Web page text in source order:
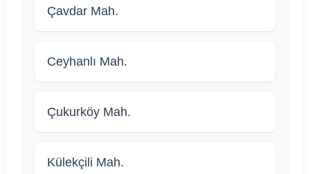
Çavdar Mah.
Ceyhanlı Mah.
Çukurköy Mah.
Külekçili Mah.